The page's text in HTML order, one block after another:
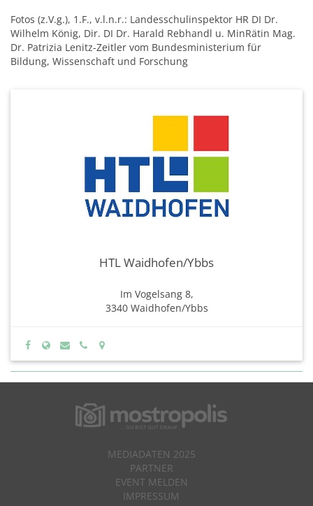
Fotos (z.V.g.), 1.F., v.l.n.r.: Landesschulinspektor HR DI Dr.
Wilhelm König, Dir. DI Dr. Harald Rebhandl u. MinRätin Mag.
Dr. Patrizia Lenitz-Zeitler vom Bundesministerium für
Bildung, Wissenschaft und Forschung
HTL Waidhofen/Ybbs
Im Vogelsang 8,
3340 Waidhofen/Ybbs
MEDIADATEN 2025
PARTNER
EVENT MELDEN
IMPRESSUM